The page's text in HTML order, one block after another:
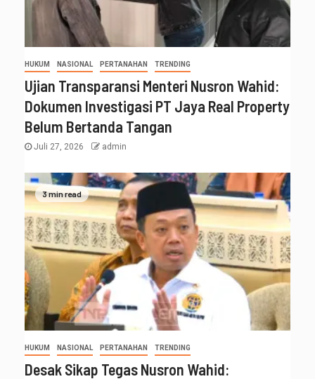
HUKUM NASIONAL PERTANAHAN TRENDING
Ujian Transparansi Menteri Nusron Wahid:
Dokumen Investigasi PT Jaya Real Property
Belum Bertanda Tangan
Juli 27, 2026 admin
3 min read
HUKUM NASIONAL PERTANAHAN TRENDING
Desak Sikap Tegas Nusron Wahid: